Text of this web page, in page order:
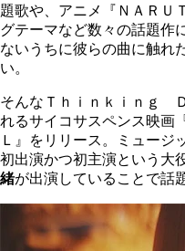
題歌や、アニメ『ＮＡＲＵ
グテーマなど数々の話題作
ないうちに彼らの曲に触れ
い。
そんな Ｔｈｉｎｋｉｎｇ
れるサイコサスペンス映画
Ｌ』をリリース。ミュージ
初出演かつ初主演という大
緒が出演していることで話